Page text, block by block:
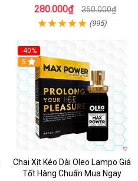
hộp 4 viên
280.000₫ 350.000₫
(995)
-40%
5
Chai Xịt Kéo Dài Oleo Lampo Giá
Tốt Hàng Chuẩn Mua Ngay